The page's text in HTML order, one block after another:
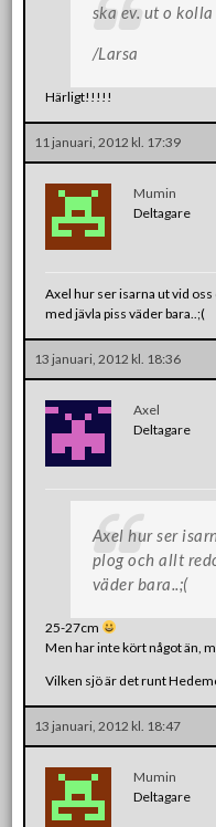
ska ev. ut o
/Larsa
Härligt!!!!!
11 januari, 2012 kl. 17:39
Mumin
Deltagare
Axel hur ser isarna ut vid
med jävla piss väder bara..;(
13 januari, 2012 kl. 18:36
Axel
Deltagare
Axel hur ser
plog och allt
väder bara..;(
25-27cm
Men har inte kört något än,
Vilken sjö är det runt
13 januari, 2012 kl. 18:47
Mumin
Deltagare